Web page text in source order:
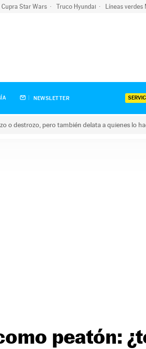
Cupra Star Wars Truco Hyundai Líneas verdes
NEWSLETTER
o destrozo, pero también delata a quienes lo
peatón: